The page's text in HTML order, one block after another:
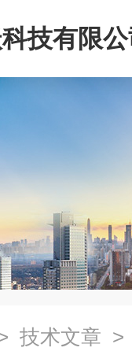
技有限
技术文章 >